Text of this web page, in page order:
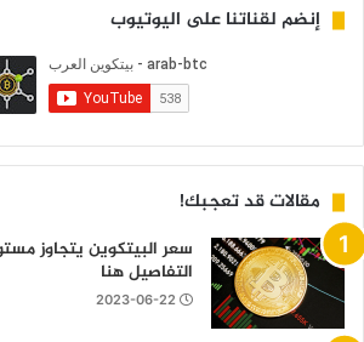
إنضم لقناتنا على اليوتيوب
مقالات قد تعجبك!
التفاصيل هنا
2023-06-22